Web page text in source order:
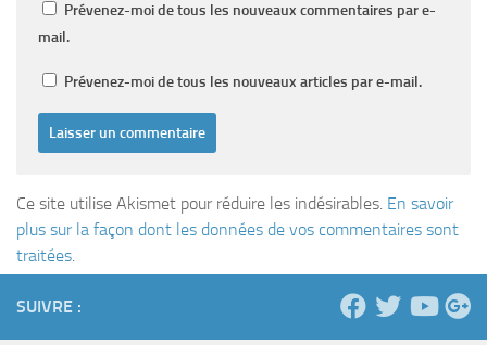
Prévenez-moi de tous les nouveaux commentaires par e-
mail.
Prévenez-moi de tous les nouveaux articles par e-mail.
Ce site utilise Akismet pour réduire les indésirables. En savoir
plus sur la façon dont les données de vos commentaires sont
traitées.
SUIVRE :